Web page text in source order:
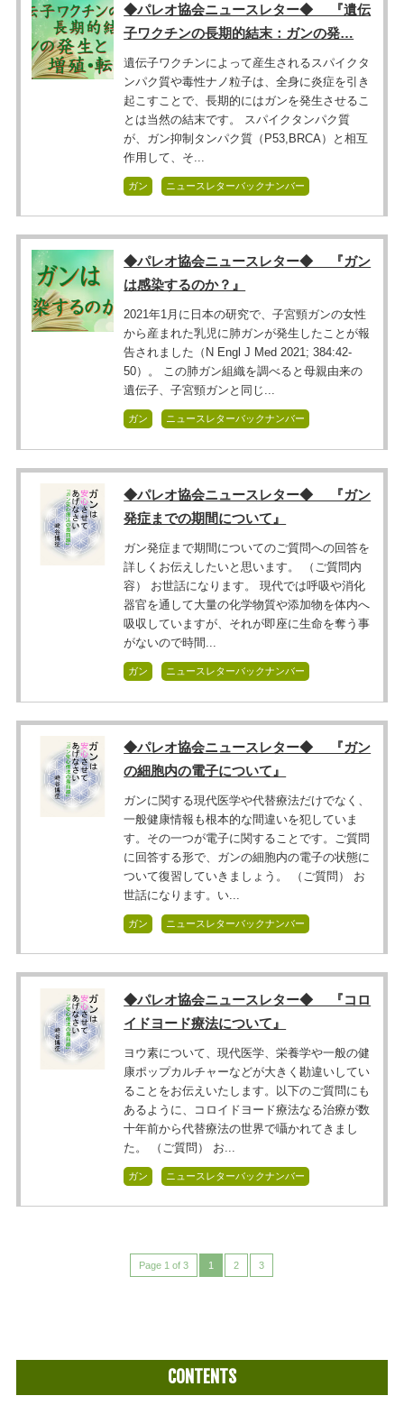
◆パレオ協会ニュースレター◆ 『遺伝
子ワクチンの長期的結末：ガンの発…
遺伝子ワクチンによって産生されるスパイクタ
ンパク質や毒性ナノ粒子は、全身に炎症を引き
起こすことで、長期的にはガンを発生させるこ
とは当然の結末です。 スパイクタンパク質
が、ガン抑制タンパク質（P53,BRCA）と相互
作用して、そ...
ガン ニュースレターバックナンバー
◆パレオ協会ニュースレター◆ 『ガン
は感染するのか？』
2021年1月に日本の研究で、子宮頸ガンの女性
から産まれた乳児に肺ガンが発生したことが報
告されました（N Engl J Med 2021; 384:42-
50）。 この肺ガン組織を調べると母親由来の
遺伝子、子宮頸ガンと同じ...
ガン ニュースレターバックナンバー
◆パレオ協会ニュースレター◆ 『ガン
発症までの期間について』
ガン発症まで期間についてのご質問への回答を
詳しくお伝えしたいと思います。 （ご質問内
容） お世話になります。 現代では呼吸や消化
器官を通して大量の化学物質や添加物を体内へ
吸収していますが、それが即座に生命を奪う事
がないので時間...
ガン ニュースレターバックナンバー
◆パレオ協会ニュースレター◆ 『ガン
の細胞内の電子について』
ガンに関する現代医学や代替療法だけでなく、
一般健康情報も根本的な間違いを犯していま
す。その一つが電子に関することです。ご質問
に回答する形で、ガンの細胞内の電子の状態に
ついて復習していきましょう。 （ご質問） お
世話になります。い...
ガン ニュースレターバックナンバー
◆パレオ協会ニュースレター◆ 『コロ
イドヨード療法について』
ヨウ素について、現代医学、栄養学や一般の健
康ポップカルチャーなどが大きく勘違いしてい
ることをお伝えいたします。以下のご質問にも
あるように、コロイドヨード療法なる治療が数
十年前から代替療法の世界で囁かれてきまし
た。 （ご質問） お...
ガン ニュースレターバックナンバー
Page 1 of 3 1 2 3
CONTENTS